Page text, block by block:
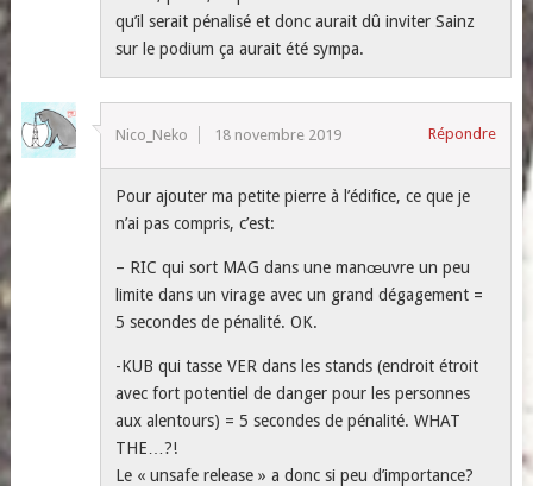
qu’il serait pénalisé et donc aurait dû inviter Sainz
sur le podium ça aurait été sympa.
Nico_Neko 18 novembre 2019 Répondre
Pour ajouter ma petite pierre à l’édifice, ce que je
n’ai pas compris, c’est:
– RIC qui sort MAG dans une manœuvre un peu
limite dans un virage avec un grand dégagement =
5 secondes de pénalité. OK.
-KUB qui tasse VER dans les stands (endroit étroit
avec fort potentiel de danger pour les personnes
aux alentours) = 5 secondes de pénalité. WHAT
THE…?!
Le « unsafe release » a donc si peu d’importance?